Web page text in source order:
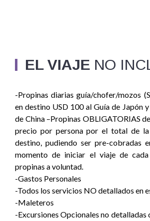
EL VIAJE NO
-Propinas diarias guía/chofer/mozos
en destino USD 100 al Guía de Japón
de China –Propinas OBLIGATORIAS
precio por persona por el total de la
destino, pudiendo ser pre-cobradas
momento de iniciar el viaje de
propinas a voluntad.
-Gastos Personales
-Todos los servicios NO detallados en
-Maleteros
-Excursiones Opcionales no detalladas